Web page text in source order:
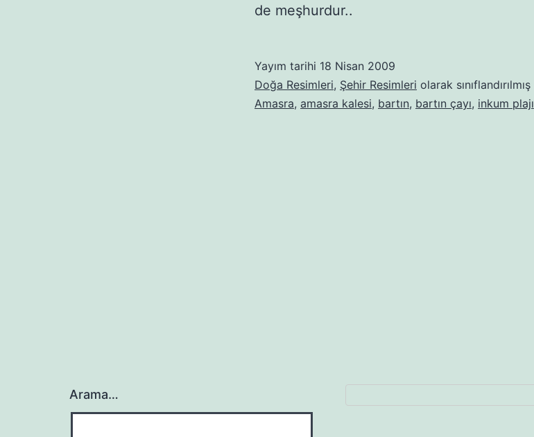
de meşhurdur..
Yayım tarihi 18 Nisan 2009
Doğa Resimleri, Şehir Resimleri olarak sınıflandırılmış
Amasra, amasra kalesi, bartın, bartın çayı, inkum plajı
Arama…